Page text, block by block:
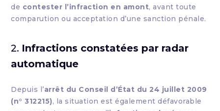
de contester l’infraction en amont, avant toute
comparution ou acceptation d’une sanction pénale.
2. Infractions constatées par radar
automatique
Depuis l’arrêt du Conseil d’État du 24 juillet 2009
(n° 312215), la situation est également défavorable